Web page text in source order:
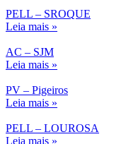
PELL – SROQUE
Leia mais »
AC – SJM
Leia mais »
PV – Pigeiros
Leia mais »
PELL – LOUROSA
Leia mais »